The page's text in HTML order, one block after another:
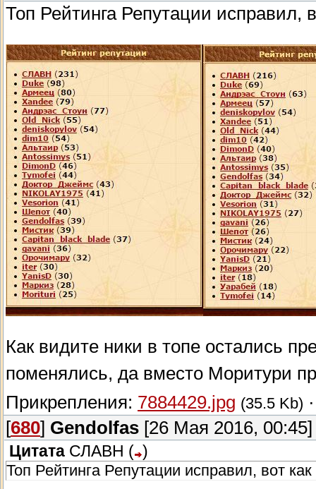
Топ Рейтинга Репутации исправил,
Как видите ники в топе остались
поменялись, да вместо Моритури
Прикрепления: 7884429.jpg (35.5 Kb)
[680] Gendolfas [26 Мая 2016, 00:45]
Цитата СЛАВН ( )
Топ Рейтинга Репутации исправил, вот